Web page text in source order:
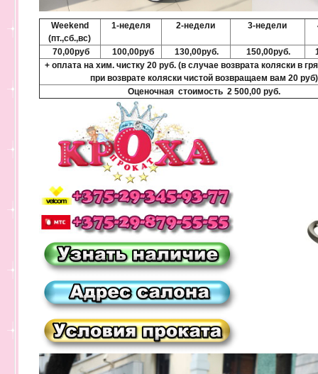
Weekend
(пт.,сб.,вс)
1-неделя 2-недели 3-недели
70,00руб 100,00руб 130,00руб. 150,00руб.
+ оплата на хим. чистку 20 руб. (в случае возврата коляски в
при возврате коляски чистой возвращаем вам 20 руб)
Оценочная стоимость 2 500,00 руб.